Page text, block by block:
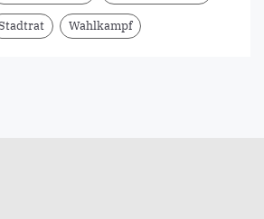
Wahlkampf